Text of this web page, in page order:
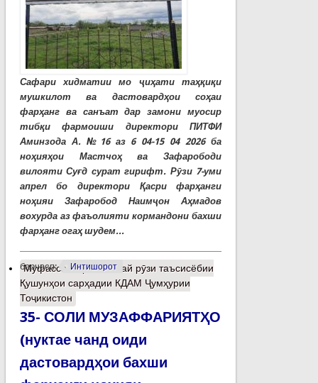
Сафари хидматии мо ҷиҳати таҳқиқи
мушкилот ва дастовардҳои соҳаи
фарҳанг ва санъат дар замони муосир
тибқи фармоиши директори ПИТФИ
Аминзода А. №16 аз 6 04-15 04 2026 ба
ноҳияҳои Мастчоҳ ва Зафарободи
вилояти Суғд сурат гирифт. Рӯзи 7-уми
апрел бо директори Қасри фарҳанги
ноҳияи Зафаробод Наимҷон Аҳмадов
вохурда аз фаъолияти кормандони бахши
фарҳанг огаҳ шудем...
барчасп: Интишорот
Муфассалтаро 27-май рӯзи таъсисёбии
Қушунҳои сарҳадии КДАМ Ҷумҳурии
Тоҷикистон
35- СОЛИ МУЗАФФАРИЯТҲО
(нуктае чанд оиди
дастовардҳои бахши